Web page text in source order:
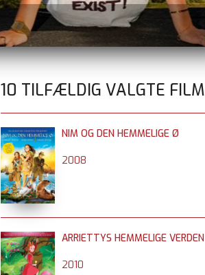
10 TILFÆLDIG VALGTE FILM
NIM OG DEN HEMMELIGE Ø
2008
ARRIETTYS HEMMELIGE VERDEN
2010